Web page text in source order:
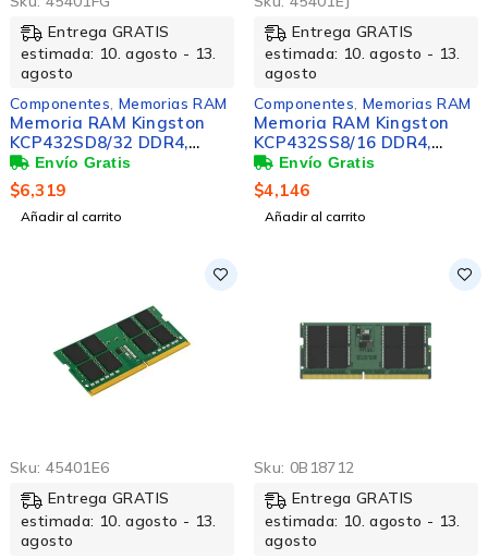
Entrega GRATIS
estimada: 10. agosto - 13.
agosto
Componentes Memorias RAM
Memoria RAM Kingston
KCP432SD8/32 DDR4,
3200MHz, 32GB, Non-ECC,
CL22, SO-DIMM
$6,319
Añadir al carrito
Entrega GRATIS
estimada: 10. agosto - 13.
agosto
Componentes Memorias RAM
Memoria RAM Kingston
KCP432SS8/16 DDR4,
3200MHz, 16GB, Non-ECC,
CL22, SO-DIMM
$4,146
Añadir al carrito
Sku: 45401E6
Entrega GRATIS
estimada: 10. agosto - 13.
agosto
Sku: 0B18712
Entrega GRATIS
estimada: 10. agosto - 13.
agosto